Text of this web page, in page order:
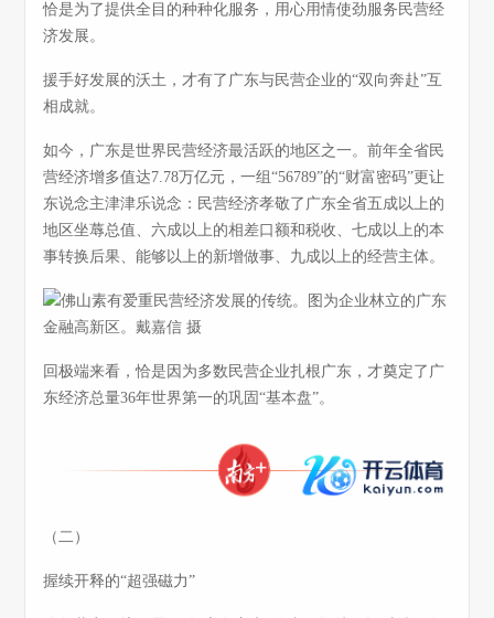
恰是为了提供全目的种种化服务，用心用情使劲服务民营经
济发展。
援手好发展的沃土，才有了广东与民营企业的“双向奔赴”互
相成就。
如今，广东是世界民营经济最活跃的地区之一。前年全省民
营经济增多值达7.78万亿元，一组“56789”的“财富密码”更让
东说念主津津乐说念：民营经济孝敬了广东全省五成以上的
地区坐蓐总值、六成以上的相差口额和税收、七成以上的本
事转换后果、能够以上的新增做事、九成以上的经营主体。
回极端来看，恰是因为多数民营企业扎根广东，才奠定了广
东经济总量36年世界第一的巩固“基本盘”。
（二）
握续开释的“超强磁力”